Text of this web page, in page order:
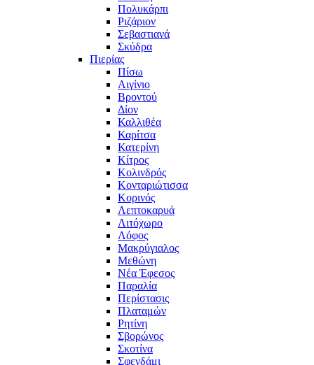
Πολυκάρπι
Ριζάριον
Σεβαστιανά
Σκύδρα
Πιερίας
Πίσω
Αιγίνιο
Βροντού
Δίον
Καλλιθέα
Καρίτσα
Κατερίνη
Κίτρος
Κολινδρός
Κονταριώτισσα
Κορινός
Λεπτοκαρυά
Λιτόχωρο
Λόφος
Μακρύγιαλος
Μεθώνη
Νέα Έφεσος
Παραλία
Περίστασις
Πλαταμών
Ρητίνη
Σβορώνος
Σκοτίνα
Σφενδάμι